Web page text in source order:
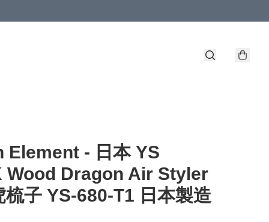
Element - 日本 YS
Wood Dragon Air Styler
梳子 YS-680-T1 日本製造